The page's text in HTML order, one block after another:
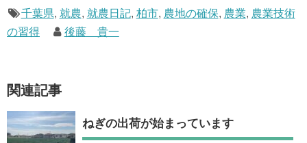
千葉県, 就農, 就農日記, 柏市, 農地の確保, 農業, 農業技術
の習得
後藤 貴一
関連記事
ねぎの出荷が始まっています